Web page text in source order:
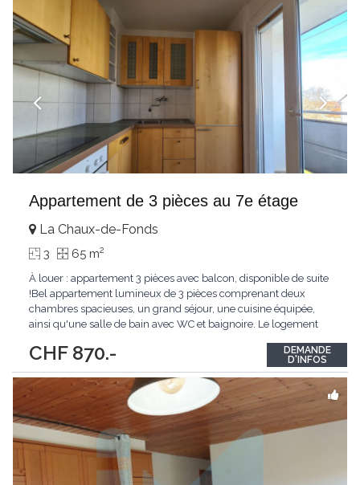
Appartement de 3 pièces au 7e étage
CHF 870.-
La Chaux-de-Fonds
3 65 m2
À louer : appartement 3 pièces avec balcon, disponible de suite
!Bel appartement lumineux de 3 pièces comprenant deux
chambres spacieuses, un grand séjour, une cuisine équipée,
ainsi qu'une salle de bain avec WC et baignoire. Le logement
complète ce bien.Idéalement situé, proche des commodités et
des transports.
DEMANDE
D'INFOS